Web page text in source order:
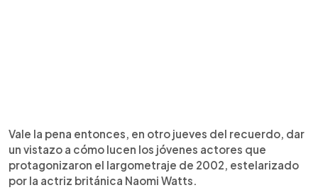
Vale la pena entonces, en otro jueves del recuerdo, dar
un vistazo a cómo lucen los jóvenes actores que
protagonizaron el largometraje de 2002, estelarizado
por la actriz británica Naomi Watts.